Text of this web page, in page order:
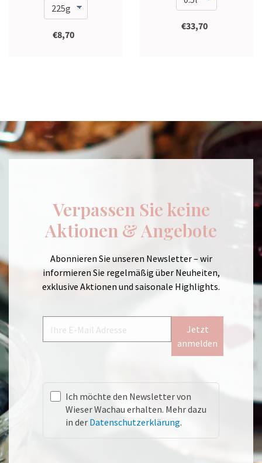
€8,70
€33,70
Verpassen Sie keine
Aktionen & Angebote
Abonnieren Sie unseren Newsletter – wir
informieren Sie regelmäßig über Neuheiten,
exklusive Aktionen und saisonale Highlights.
Jetzt
anmelden
Ich möchte den Newsletter von
Wieser Wachau erhalten. Mehr dazu
in der Datenschutzerklärung.